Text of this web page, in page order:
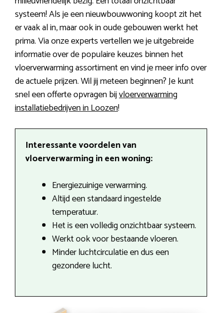
systeem! Als je een nieuwbouwwoning koopt zit het
er vaak al in, maar ook in oude gebouwen werkt het
prima. Via onze experts vertellen we je uitgebreide
informatie over de populaire keuzes binnen het
vloerverwarming assortiment en vind je meer info over
de actuele prijzen. Wil jij meteen beginnen? Je kunt
snel een offerte opvragen bijvloerverwarming
installatiebedrijven in Loozen!
Interessante voordelen van
vloerverwarming in een woning:
Energiezuinige verwarming.
Altijd een standaard ingestelde
temperatuur.
Het is een volledig onzichtbaar systeem.
Werkt ook voor bestaande vloeren.
Minder luchtcirculatie en dus een
gezondere lucht.